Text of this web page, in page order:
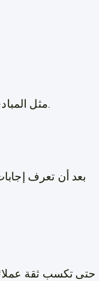
أهم الخطوط العريضة للعلامة التجارية Brand Guidelines مثل المبادئ، صوت العلامة التجارية ونبرة الصوت….إلخ.
بعد أن تعرف
حتى تكسب ثقة